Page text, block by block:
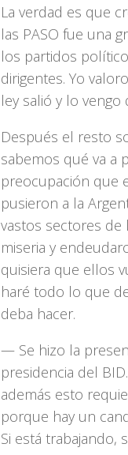
La verdad es que
las PASO fue una
los partidos
dirigentes. Yo
ley salió y lo
Después el resto
sabemos qué va a
preocupación que
pusieron a la
vastos sectores de
miseria y
quisiera que ellos
haré todo lo que
deba hacer.
— Se hizo la
presidencia del
además esto
porque hay un
Si está trabajando,